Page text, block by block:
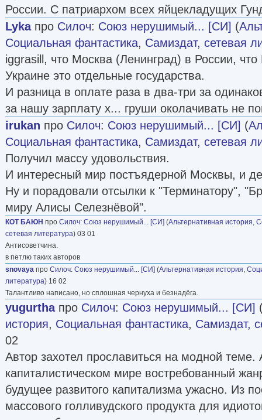
России. С патриархом всех яйцекладущих
Lykaпро Силоч: Союз нерушимый... [СИ] (
Социальная фантастика, Самиздат, сетевая
iggrasill, что Москва (Ленинград) в России,
Украине это отдельные государства.
И разница в оплате раза в два-три за
за нашу зарплату х... груши околачивать не
irukan про Силоч: Союз нерушимый... [СИ] (
Социальная фантастика, Самиздат, сетевая
Получил массу удовольствия.
И интересный мир постъядерной Москвы, и
Ну и порадовали отсылки к "Терминатору",
миру Алисы Селезнёвой".
КОТ БАЮН про Силоч: Союз нерушимый... [СИ] (Альтернативная история,
сетевая литература) 03 01
Антисоветчина.
в петлю таких авторов
snovaya про Силоч: Союз нерушимый... [СИ] (Альтернативная история,
литература) 16 02
Талантливо написано, но сплошная чернуха и безнадёга.
yugurthaпро Силоч: Союз нерушимый... [СИ]
история, Социальная фантастика, Самиздат,
02
Автор захотел прославиться на модной теме.
капиталистическом мире востребованный
будущее развитого капитализма ужасно. Из
массового голливудского продукта для